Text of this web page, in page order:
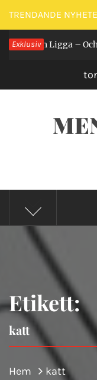
Hoppa
till
innehåll
TRENDANDE
Exklusiv
Man Ligga – Och
Etikett:
katt
Hem katt